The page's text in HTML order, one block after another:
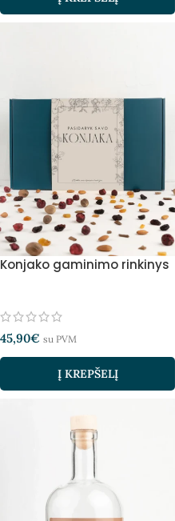
Konjako gaminimo rinkinys
45,90€ su PVM
Į KREPŠELĮ